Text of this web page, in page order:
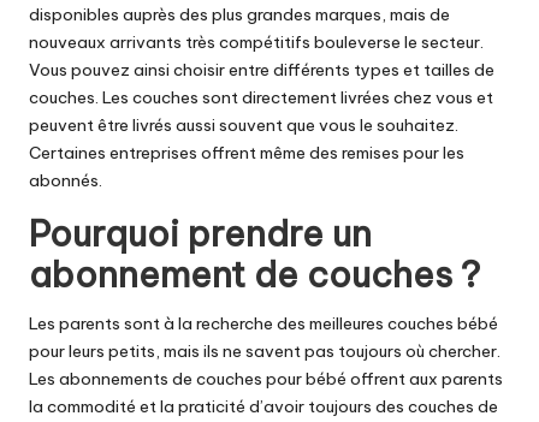
disponibles auprès des plus grandes marques, mais de
nouveaux arrivants très compétitifs bouleverse le secteur.
Vous pouvez ainsi choisir entre différents types et tailles de
couches. Les couches sont directement livrées chez vous et
peuvent être livrés aussi souvent que vous le souhaitez.
Certaines entreprises offrent même des remises pour les
abonnés.
Pourquoi prendre un
abonnement de couches ?
Les parents sont à la recherche des meilleures couches bébé
pour leurs petits, mais ils ne savent pas toujours où chercher.
Les abonnements de couches pour bébé offrent aux parents
la commodité et la praticité d’avoir toujours des couches de